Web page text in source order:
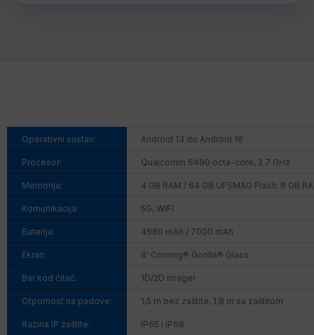
Operativni sustav: Android 13 do Android 16
Procesor: Qualcomm 6490 octa-core, 2.7 GHz
Memorija: 4 GB RAM / 64 GB UFSMAG Flash; 8 GB
Komunikacija: 5G, WIFI
Baterija: 4680 mAh / 7000 mAh
Ekran: 6' Corning® Gorilla® Glass
Bar kod čitač: 1D/2D Imager
Otpornost na padove: 1,5 m bez zaštite, 1,8 m sa zaštitom
Razina IP zaštite: IP65 i IP68